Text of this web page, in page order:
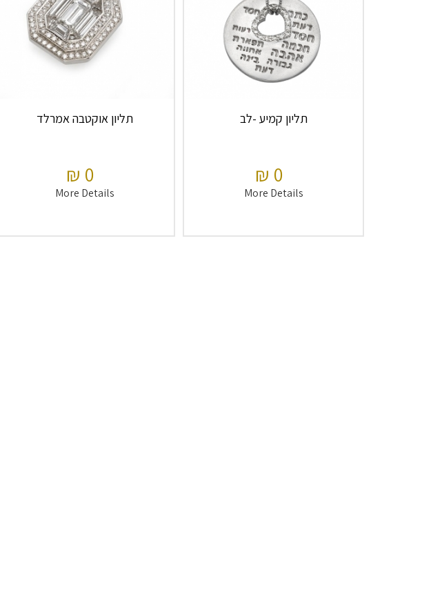
תליון קמיע -לב
0 ₪
More Details
תליון אוקטבה אמרלד
0 ₪
More Details